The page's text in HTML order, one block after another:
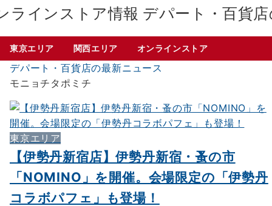
デパート・百貨
東京エリア 関西エリア オンラインストア
デパート・百貨店の最新ニュース
モニョチタポミチ
東京エリア
【伊勢丹新宿店】伊勢丹新宿・蚤の市
「NOMINO」を開催。会場限定の「伊勢丹
コラボパフェ」も登場！